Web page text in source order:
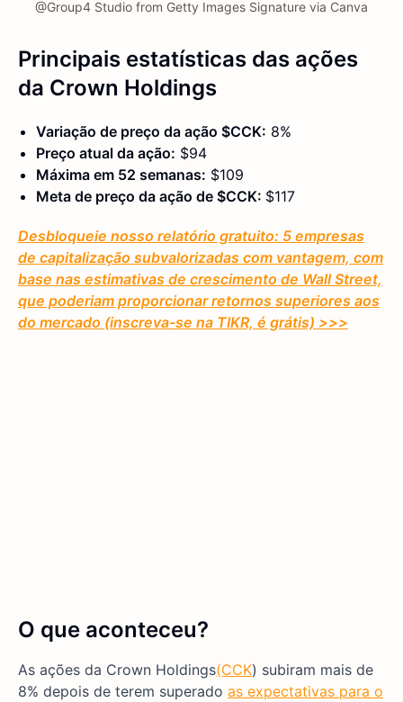
@Group4 Studio from Getty Images Signature via Canva
Principais estatísticas das ações
da Crown Holdings
Variação de preço da ação $CCK: 8%
Preço atual da ação: $94
Máxima em 52 semanas: $109
Meta de preço da ação de $CCK: $117
Desbloqueie nosso relatório gratuito: 5 empresas
de capitalização subvalorizadas com vantagem, com
base nas estimativas de crescimento de Wall Street,
que poderiam proporcionar retornos superiores aos
do mercado (inscreva-se na TIKR, é grátis) >>>
O que aconteceu?
As ações da Crown Holdings(CCK) subiram mais de
8% depois de terem superado as expectativas para o